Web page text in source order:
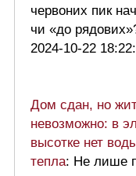
червоних пик
чи «до
2024-10-22
Дом сдан, но
невозможно: в
высотке нет
тепла: Не лише